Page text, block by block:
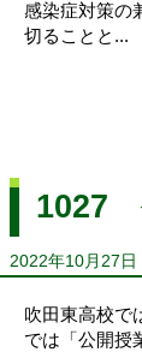
感染症対策の
切ることと...
1027
2022年10月27日
吹田東高校で
では「公開授